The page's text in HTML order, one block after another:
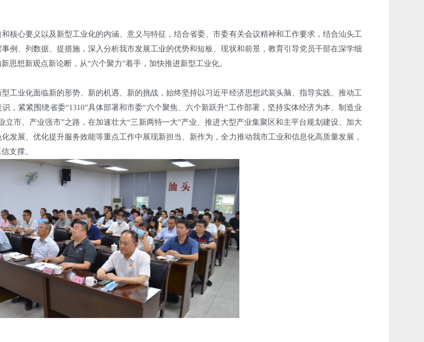
心要义以及新型工业化的内涵、意义与特征，结合省委、市委有关会议精神和工作要求，结合汕头工
例、列数据、提措施，深入分析我市发展工业的优势和短板、现状和前景，教育引导党员干部在深学细
思想新观点新论断，从“六个聚力”着手，加快推进新型工业化。
业化面临新的形势、新的机遇、新的挑战，始终坚持以习近平经济思想武装头脑、指导实践、推动工
，紧紧围绕省委“1310”具体部署和市委“六个聚焦、六个新跃升”工作部署，坚持实体经济为本、制造业
立市、产业强市”之路，在加速壮大“三新两特一大”产业、推进大型产业集聚区和主平台规划建设、加大
发展、优化提升服务效能等重点工作中展现新担当、新作为，全力推动我市工业和信息化高质量发展，
支撑。